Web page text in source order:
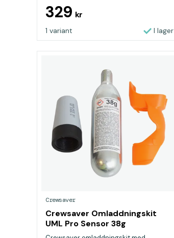
329 kr
1 variant I lager
Crewsaver
Crewsaver Omladdningskit
UML Pro Sensor 38g